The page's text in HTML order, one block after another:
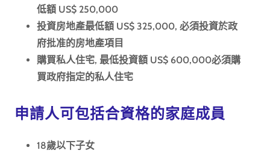
低額 US$ 250,000
投資房地產最低額 US$ 325,000, 必須投資於政
府批准的房地產項目
購買私人住宅, 最低投資額 US$ 600,000必須購
買政府指定的私人住宅
申請人可包括合資格的家庭成員
18歲以下子女